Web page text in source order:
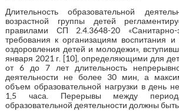
Длительность образовательной
возрастной группы детей
правилами СП 2.4.3648-20 «Санитарно-
требования к организациям воспитания
оздоровления детей и молодежи»,
января 2021 г. [10], определяющими для
от 6 до 7 лет длительность
деятельности не более 30 мин, а
объем образовательной нагрузки в день
1,5 часа. Перерывы между
образовательной деятельности должны